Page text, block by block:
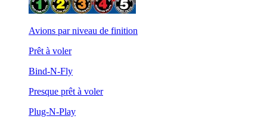
Avions par niveau de finition
Prêt à voler
Bind-N-Fly
Presque prêt à voler
Plug-N-Play